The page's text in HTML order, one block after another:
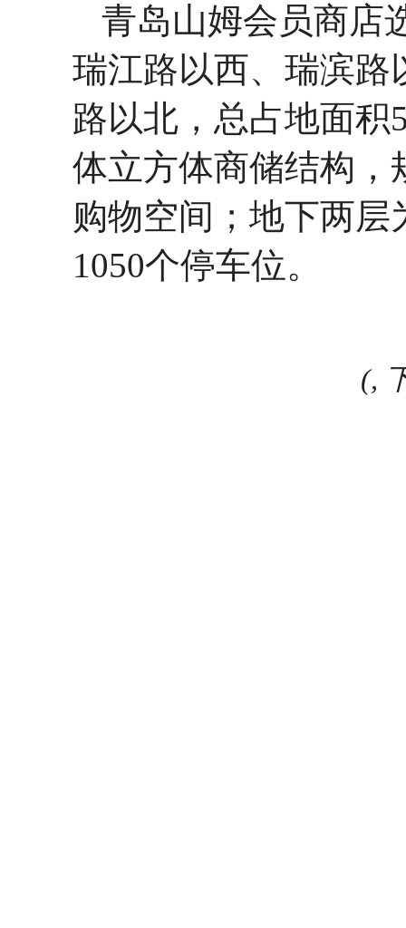
青岛山姆会员商店
瑞江路以西、瑞滨路
路以北，总占地面积
体立方体商储结构，
购物空间；地下两
1050个停车位。
(,